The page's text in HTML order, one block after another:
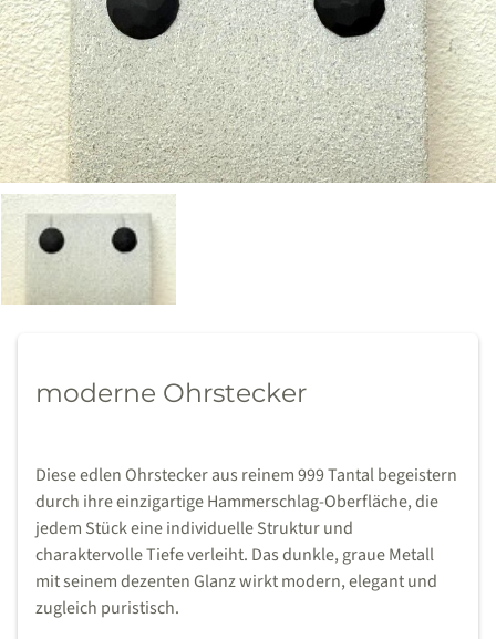
moderne Ohrstecker
Diese edlen Ohrstecker aus reinem 999 Tantal begeistern
durch ihre einzigartige Hammerschlag-Oberfläche, die
jedem Stück eine individuelle Struktur und
charaktervolle Tiefe verleiht. Das dunkle, graue Metall
mit seinem dezenten Glanz wirkt modern, elegant und
zugleich puristisch.